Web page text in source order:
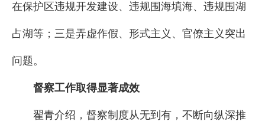
在保护区违规开发建设、违规围海填海、违规围湖
占湖等；三是弄虚作假、形式主义、官僚主义突出
问题。
督察工作取得显著成效
翟青介绍，督察制度从无到有，不断向纵深推